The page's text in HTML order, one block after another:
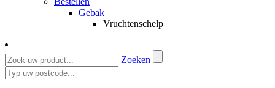
Gebak
Vruchtenschelp
Zoeken